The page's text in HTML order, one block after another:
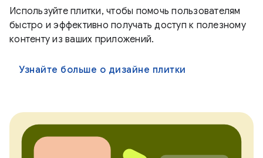
Используйте плитки, чтобы помочь пользователям
быстро и эффективно получать доступ к полезному
контенту из ваших приложений.
Узнайте больше о дизайне плитки